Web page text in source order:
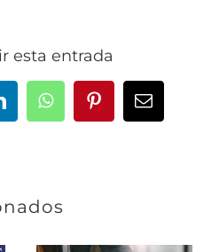
esta entrada
WhatsAppPinterestCorreo